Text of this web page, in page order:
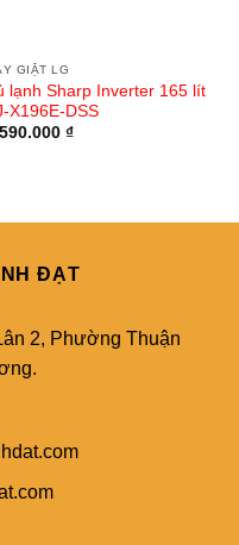
GIẶT LG
lạnh Sharp Inverter 165 lít
X196E-DSS
₫
ĐẠT
2, Phường Thuận